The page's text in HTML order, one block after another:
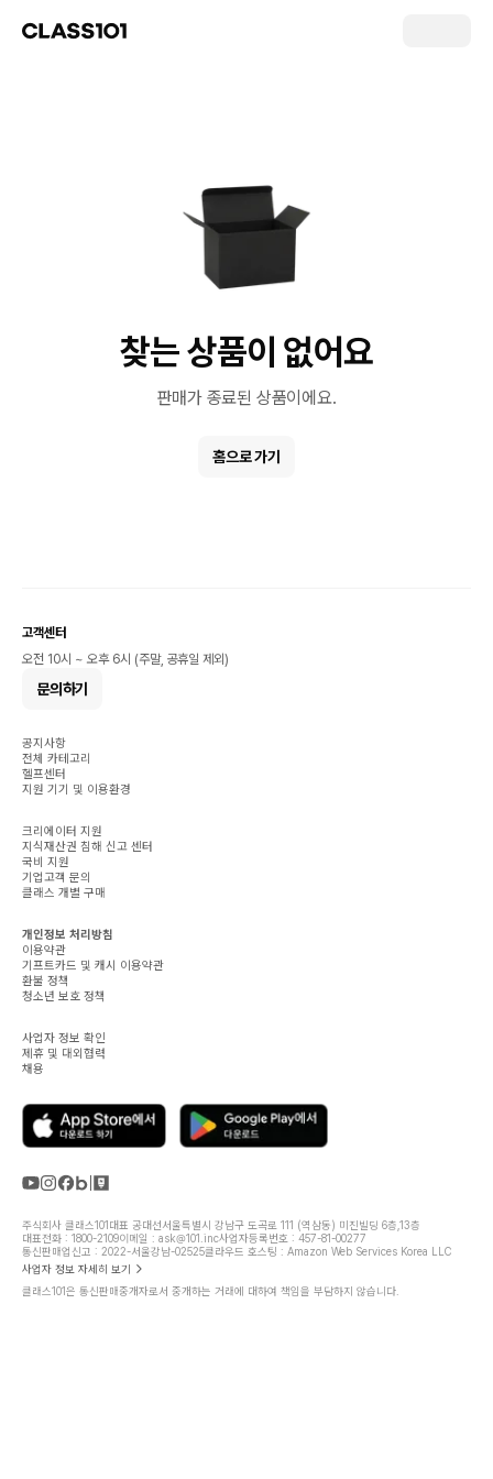
찾는 상품이 없어요
판매가 종료된 상품이에요.
홈으로 가기
고객센터
오전 10시 ~ 오후 6시 (주말, 공휴일 제외)
문의하기
공지사항
전체 카테고리
헬프센터
지원 기기 및 이용환경
크리에이터 지원
지식재산권 침해 신고 센터
국비 지원
기업고객 문의
클래스 개별 구매
개인정보 처리방침
이용약관
기프트카드 및 캐시 이용약관
환불 정책
청소년 보호 정책
사업자 정보 확인
제휴 및 대외협력
채용
주식회사 클래스101대표 공대선서울특별시 강남구 도곡로 111 (역삼동) 미진빌딩 6층,13층
대표전화 : 1800-2109이메일 : ask@101.inc사업자등록번호 : 457-81-00277
통신판매업신고 : 2022-서울강남-02525클라우드 호스팅 : Amazon Web Services Korea LLC
사업자 정보 자세히 보기
클래스101은 통신판매중개자로서 중개하는 거래에 대하여 책임을 부담하지 않습니다.